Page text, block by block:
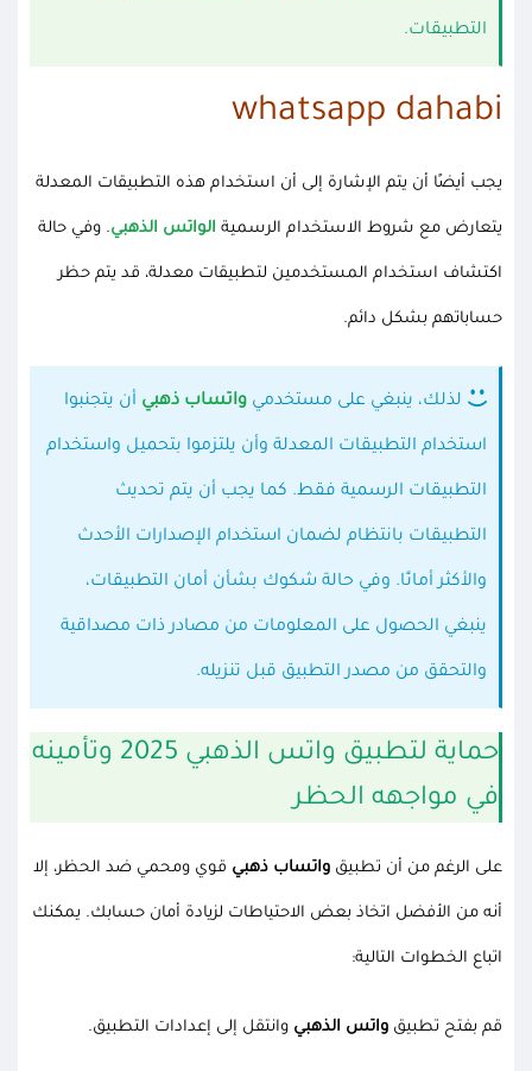
التطبيقات.
whatsapp dahabi
يجب أيضًا أن يتم الإشارة إلى أن استخدام هذه التطبيقات المعدلة
يتعارض مع شروط الاستخدام الرسمية الواتس الذهبي. وفي حالة
اكتشاف استخدام المستخدمين لتطبيقات معدلة، قد يتم حظر
حساباتهم بشكل دائم.
لذلك، ينبغي على مستخدمي واتساب ذهبي أن يتجنبوا
استخدام التطبيقات المعدلة وأن يلتزموا بتحميل واستخدام
التطبيقات الرسمية فقط. كما يجب أن يتم تحديث
التطبيقات بانتظام لضمان استخدام الإصدارات الأحدث
والأكثر أمانًا. وفي حالة شكوك بشأن أمان التطبيقات،
ينبغي الحصول على المعلومات من مصادر ذات مصداقية
والتحقق من مصدر التطبيق قبل تنزيله.
حماية لتطبيق واتس الذهبي 2025 وتأمينه
في مواجهه الحظر
على الرغم من أن تطبيق واتساب ذهبي قوي ومحمي ضد الحظر، إلا
أنه من الأفضل اتخاذ بعض الاحتياطات لزيادة أمان حسابك. يمكنك
اتباع الخطوات التالية:
قم بفتح تطبيق واتس الذهبي وانتقل إلى إعدادات التطبيق.